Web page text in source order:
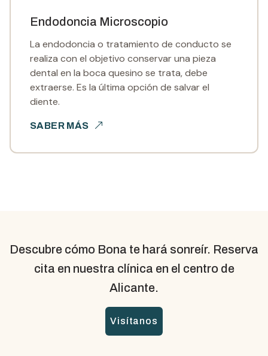
Endodoncia Microscopio
La endodoncia o tratamiento de conducto se
realiza con el objetivo conservar una pieza
dental en la boca quesino se trata, debe
extraerse. Es la última opción de salvar el
diente.
SABER MÁS
Descubre cómo Bona te hará sonreír. Reserva
cita en nuestra clínica en el centro de
Alicante.
Visítanos